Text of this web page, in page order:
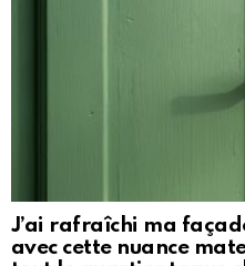
J’ai rafraîchi ma
avec cette nuance